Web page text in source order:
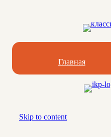
Главная
Skip to content